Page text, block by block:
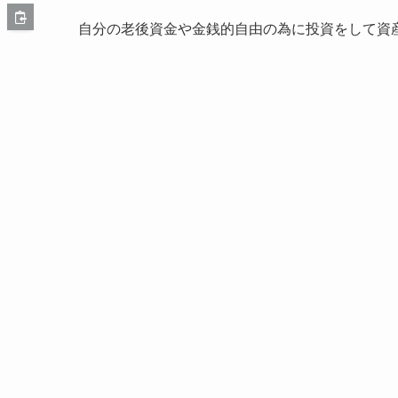
自分の老後資金や金銭的自由の為に投資をして資